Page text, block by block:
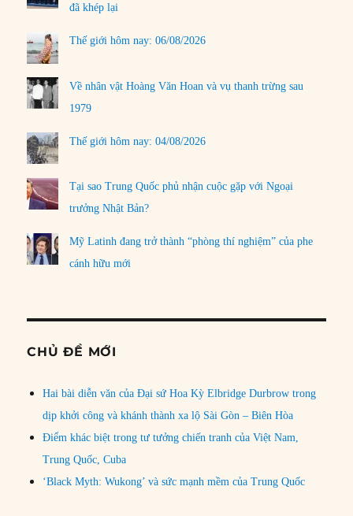
đã khép lại
Thế giới hôm nay: 06/08/2026
Về nhân vật Hoàng Văn Hoan và vụ thanh trừng sau
1979
Thế giới hôm nay: 04/08/2026
Tại sao Trung Quốc phủ nhận cuộc gặp với Ngoại
trưởng Nhật Bản?
Mỹ Latinh đang trở thành “phòng thí nghiệm” của phe
cánh hữu mới
CHỦ ĐỀ MỚI
Hai bài diễn văn của Đại sứ Hoa Kỳ Elbridge Durbrow trong
dịp khởi công và khánh thành xa lộ Sài Gòn – Biên Hòa
Điểm khác biệt trong tư tưởng chiến tranh của Việt Nam,
Trung Quốc, Cuba
‘Black Myth: Wukong’ và sức mạnh mềm của Trung Quốc